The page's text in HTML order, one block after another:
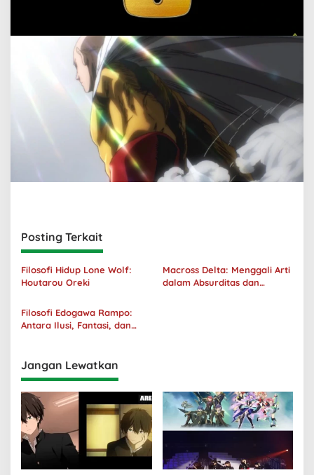
Posting Terkait
Filosofi Hidup Lone Wolf:
Houtarou Oreki
Macross Delta: Menggali Arti
dalam Absurditas dan
Filosofi Edogawa Rampo:
Antara Ilusi, Fantasi, dan
Jangan Lewatkan